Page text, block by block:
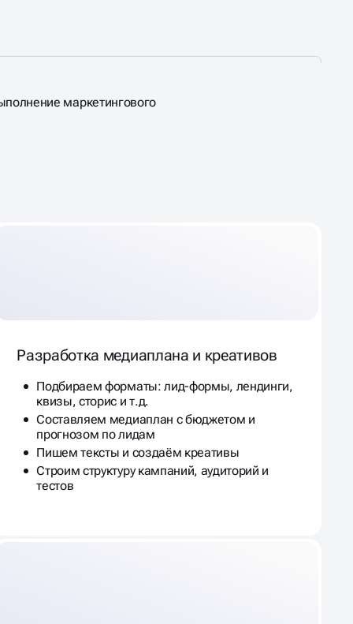
маркетингового
Разработка медиаплана и креативов
Подбираем форматы: лид-формы, лендинги,
квизы, сторис и т.д.
Составляем медиаплан с бюджетом и
прогнозом по лидам
Пишем тексты и создаём креативы
Строим структуру кампаний, аудиторий и
тестов